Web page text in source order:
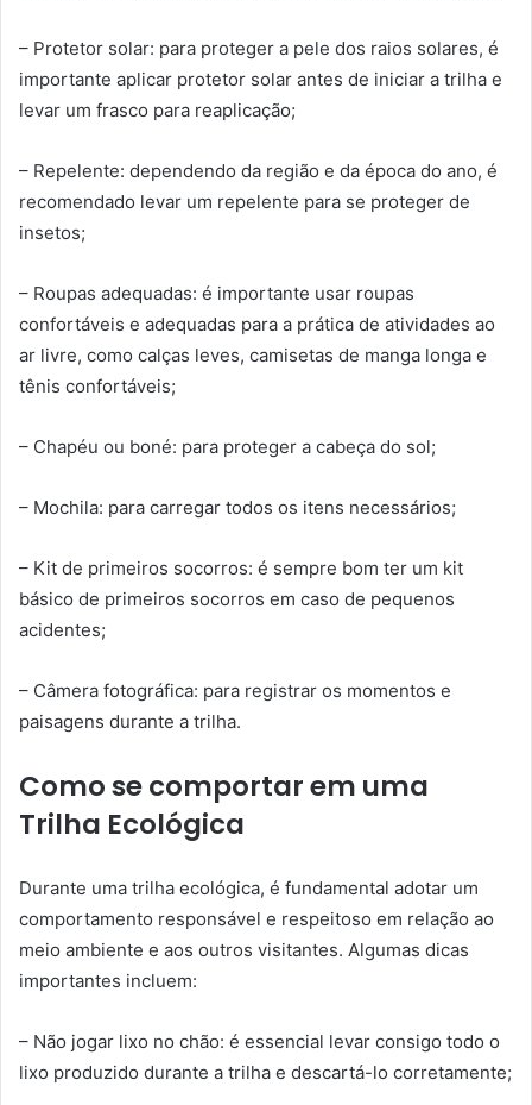
– Protetor solar: para proteger a pele dos raios solares, é
importante aplicar protetor solar antes de iniciar a trilha e
levar um frasco para reaplicação;
– Repelente: dependendo da região e da época do ano, é
recomendado levar um repelente para se proteger de
insetos;
– Roupas adequadas: é importante usar roupas
confortáveis e adequadas para a prática de atividades ao
ar livre, como calças leves, camisetas de manga longa e
tênis confortáveis;
– Chapéu ou boné: para proteger a cabeça do sol;
– Mochila: para carregar todos os itens necessários;
– Kit de primeiros socorros: é sempre bom ter um kit
básico de primeiros socorros em caso de pequenos
acidentes;
– Câmera fotográfica: para registrar os momentos e
paisagens durante a trilha.
Como se comportar em uma
Trilha Ecológica
Durante uma trilha ecológica, é fundamental adotar um
comportamento responsável e respeitoso em relação ao
meio ambiente e aos outros visitantes. Algumas dicas
importantes incluem:
– Não jogar lixo no chão: é essencial levar consigo todo o
lixo produzido durante a trilha e descartá-lo corretamente;